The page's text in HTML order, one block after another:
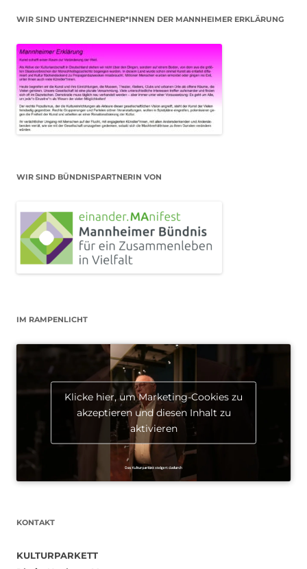
WIR SIND UNTERZEICHNER*INNEN DER MANNHEIMER ERKLÄRUNG
WIR SIND BÜNDNISPARTNERIN VON
IM RAMPENLICHT
Klicke hier, um Marketing-Cookies zu
akzeptieren und diesen Inhalt zu
aktivieren
KONTAKT
KULTURPARKETT